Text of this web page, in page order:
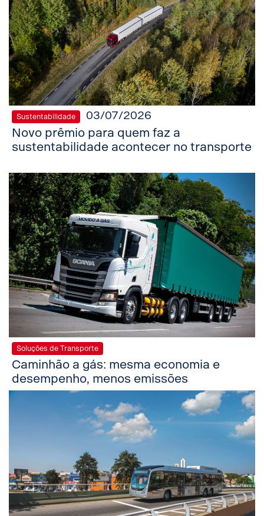
Sustentabilidade 03/07/2026
Novo prêmio para quem faz a
sustentabilidade acontecer no transporte
Soluções de Transporte
Caminhão a gás: mesma economia e
desempenho, menos emissões